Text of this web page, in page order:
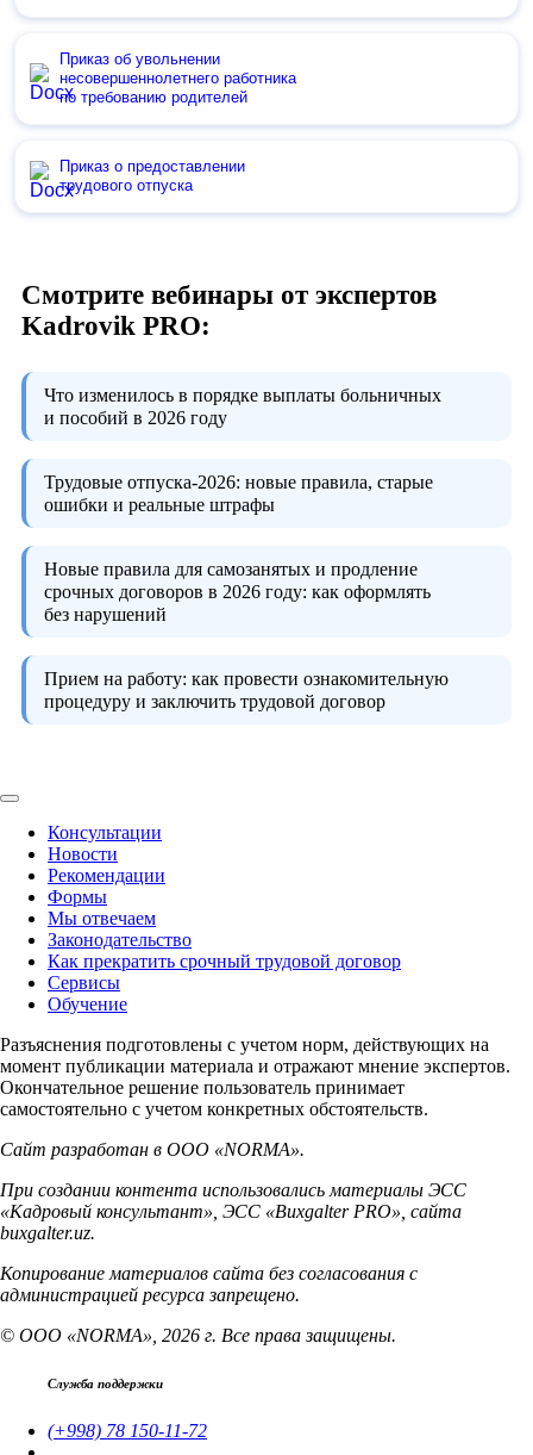
Приказ об увольнении
несовершеннолетнего работника
по требованию родителей
Приказ о предоставлении
трудового отпуска
Смотрите вебинары от экспертов
Kadrovik PRO:
Что изменилось в порядке выплаты больничных
и пособий в 2026 году
Трудовые отпуска-2026: новые правила, старые
ошибки и реальные штрафы
Новые правила для самозанятых и продление
срочных договоров в 2026 году: как оформлять
без нарушений
Прием на работу: как провести ознакомительную
процедуру и заключить трудовой договор
Консультации
Новости
Рекомендации
Формы
Мы отвечаем
Законодательство
Как прекратить срочный трудовой договор
Сервисы
Обучение
Разъяснения подготовлены с учетом норм, действующих на
момент публикации материала и отражают мнение экспертов.
Окончательное решение пользователь принимает
самостоятельно с учетом конкретных обстоятельств.
Сайт разработан в ООО «NORMA».
При создании контента использовались материалы ЭСС
«Кадровый консультант», ЭСС «Buxgalter PRO», сайта
buxgalter.uz.
Копирование материалов сайта без согласования с
администрацией ресурса запрещено.
© ООО «NORMA», 2026 г. Все права защищены.
Служба поддержки
(+998) 78 150-11-72